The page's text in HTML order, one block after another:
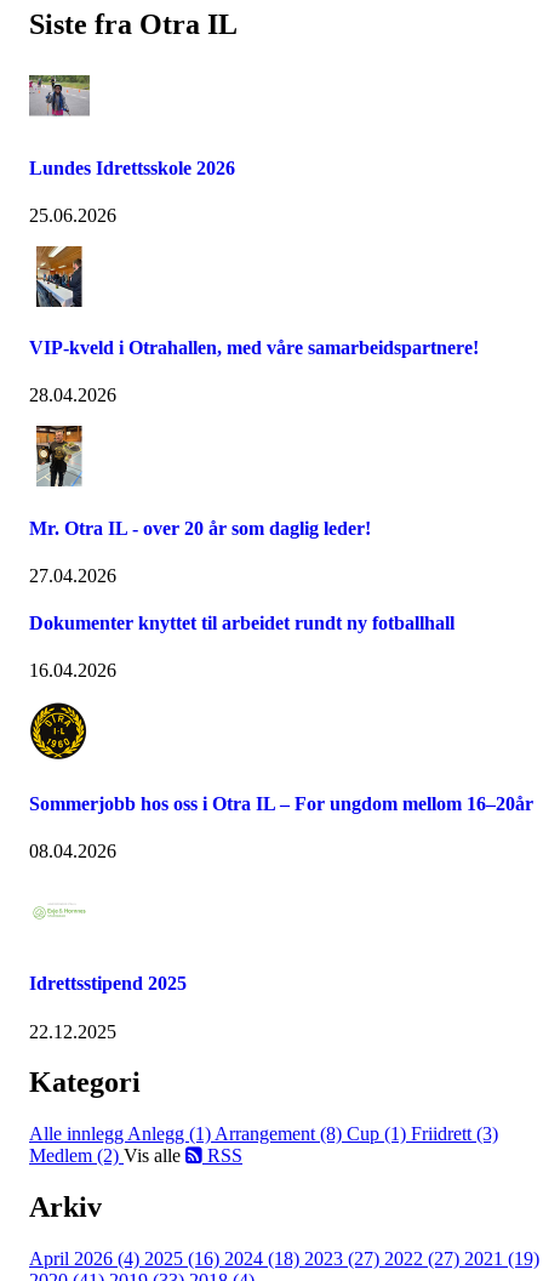
Siste fra Otra IL
Lundes Idrettsskole 2026
25.06.2026
VIP-kveld i Otrahallen, med våre samarbeidspartnere!
28.04.2026
Mr. Otra IL - over 20 år som daglig leder!
27.04.2026
Dokumenter knyttet til arbeidet rundt ny fotballhall
16.04.2026
Sommerjobb hos oss i Otra IL – For ungdom mellom 16–20år
08.04.2026
Idrettsstipend 2025
22.12.2025
Kategori
Alle innlegg Anlegg (1) Arrangement (8) Cup (1) Friidrett (3)
Medlem (2) Vis alle RSS
Arkiv
April 2026 (4) 2025 (16) 2024 (18) 2023 (27) 2022 (27) 2021 (19)